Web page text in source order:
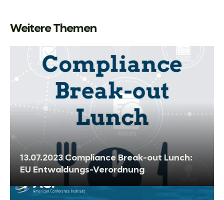
Weitere Themen
13.07.2023 Compliance Break-out Lunch:
EU Entwaldungs-Verordnung